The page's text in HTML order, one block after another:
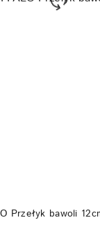
Przełyk bawoli